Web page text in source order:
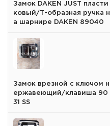
Замок DAKEN JUST пласти
ковый/Т-образная ручка н
а шарнире DAKEN 89040
Замок врезной с ключом н
ержавеющий/клавиша 90
31 SS